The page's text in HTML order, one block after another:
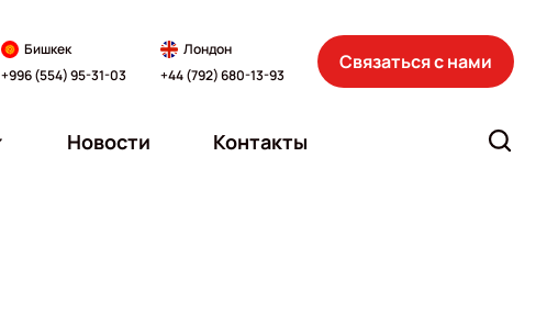
Бишкек
+996 (554) 95-31-03
Лондон
+44 (792) 680-13-93
Связаться с нами
Новости Контакты